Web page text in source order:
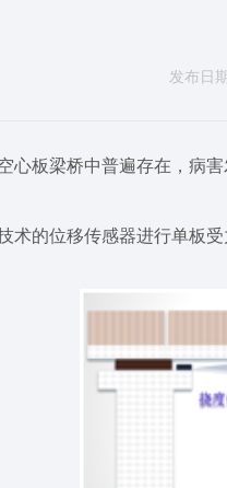
发布日
心板梁桥中普遍存在，病
术的位移传感器进行单板